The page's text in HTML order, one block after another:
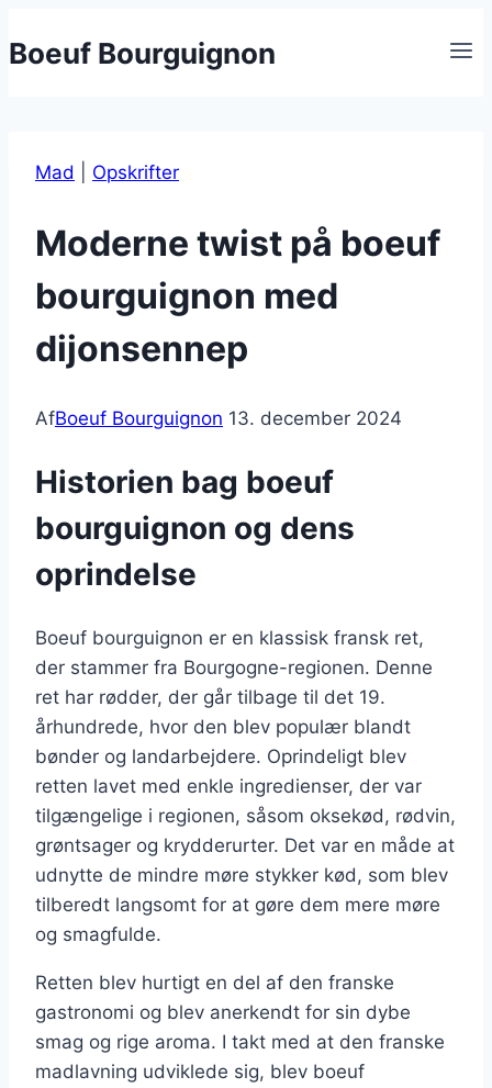
til
Boeuf Bourguignon
Mad Opskrifter
Moderne twist på boeuf
bourguignon med
dijonsennep
AfBoeuf Bourguignon 13. december 2024
Historien bag boeuf
bourguignon og dens
oprindelse
Boeuf bourguignon er en klassisk fransk ret,
der stammer fra Bourgogne-regionen. Denne
ret har rødder, der går tilbage til det 19.
århundrede, hvor den blev populær blandt
bønder og landarbejdere. Oprindeligt blev
retten lavet med enkle ingredienser, der var
tilgængelige i regionen, såsom oksekød, rødvin,
grøntsager og krydderurter. Det var en måde at
udnytte de mindre møre stykker kød, som blev
tilberedt langsomt for at gøre dem mere møre
og smagfulde.
Retten blev hurtigt en del af den franske
gastronomi og blev anerkendt for sin dybe
smag og rige aroma. I takt med at den franske
madlavning udviklede sig, blev boeuf